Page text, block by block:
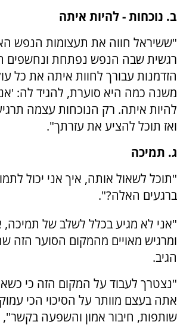
ב. נוכחות - להיות איתה
"ששיראל חווה את תעצומות הנפש
רגשית שבה הנפש נפתחת ונחשפים
הזדמנות עבורך לחוות איתה את כל
משנה כמה היא סוערת, להגיד לה:
להיות איתה. רק הנוכחות עצמה
ואז תוכל להציע את עזרתך".
ג. תמיכה
"תוכל לשאול אותה, איך אני יכול
ברגעים האלה?".
"אני לא מגיע בכלל לשלב של תמיכה,
ומרגיש מאויים מהמקום הסוער הזה
הגיב.
"נצטרך לעבוד על המקום הזה כי
אתה בעצם מוותר על הסיכוי הכי
שותפות, חיבור אמון והשפעה